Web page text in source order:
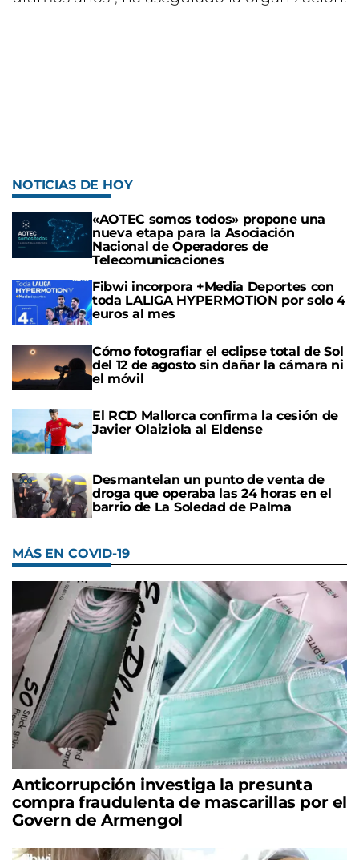
NOTICIAS DE HOY
«AOTEC somos todos» propone una
nueva etapa para la Asociación
Nacional de Operadores de
Telecomunicaciones
Fibwi incorpora +Media Deportes con
toda LALIGA HYPERMOTION por solo 4
euros al mes
Cómo fotografiar el eclipse total de Sol
del 12 de agosto sin dañar la cámara ni
el móvil
El RCD Mallorca confirma la cesión de
Javier Olaiziola al Eldense
Desmantelan un punto de venta de
droga que operaba las 24 horas en el
barrio de La Soledad de Palma
MÁS EN COVID-19
Anticorrupción investiga la presunta
compra fraudulenta de mascarillas por el
Govern de Armengol